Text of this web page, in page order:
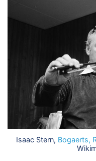
Isaac Stern, Bogaerts,